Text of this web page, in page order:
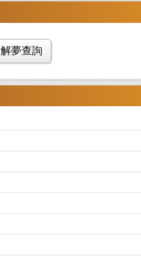
解夢查詢